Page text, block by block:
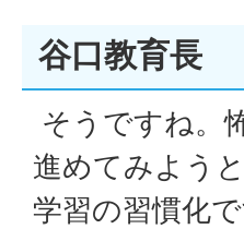
谷口教育長
そうですね。
進めてみよう
学習の習慣化